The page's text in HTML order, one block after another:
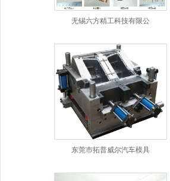
无锡六方精工科技有限公
东莞市拓普威尔汽车模具